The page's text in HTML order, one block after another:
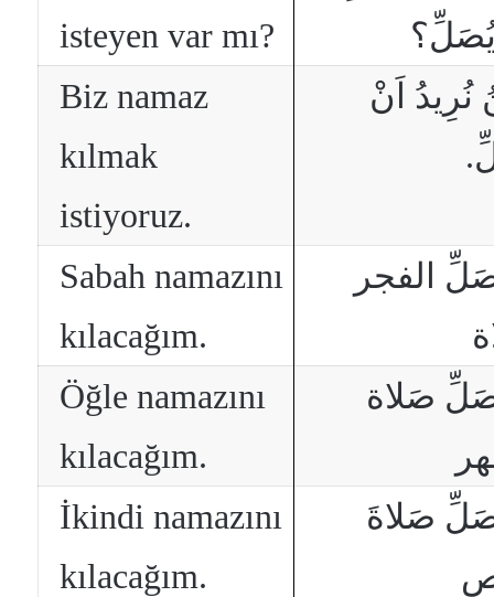
isteyen var mı?
Biz namaz
kılmak
istiyoruz.
نُرِيدُ اَنْ
Sabah namazını
kılacağım.
Öğle namazını
kılacağım.
صَلاة
İkindi namazını
kılacağım.
صَلاةَ